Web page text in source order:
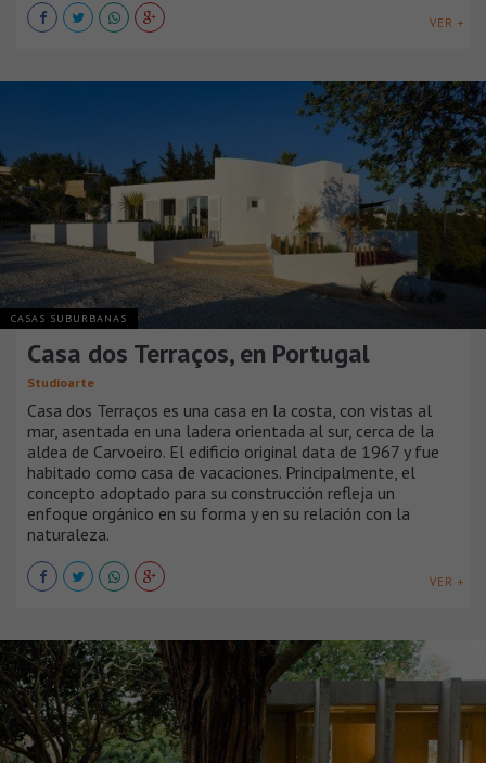
VER +
CASAS SUBURBANAS
Casa dos Terraços, en Portugal
Studioarte
Casa dos Terraços es una casa en la costa, con vistas al
mar, asentada en una ladera orientada al sur, cerca de la
aldea de Carvoeiro. El edificio original data de 1967 y fue
habitado como casa de vacaciones. Principalmente, el
concepto adoptado para su construcción refleja un
enfoque orgánico en su forma y en su relación con la
naturaleza.
VER +